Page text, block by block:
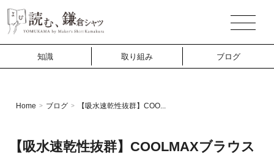
知識 取り組み ブログ
Home > ブログ > 【吸水速乾性抜群】COO...
【吸水速乾性抜群】COOLMAXブラウス